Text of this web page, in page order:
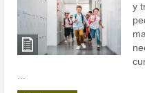
y
...